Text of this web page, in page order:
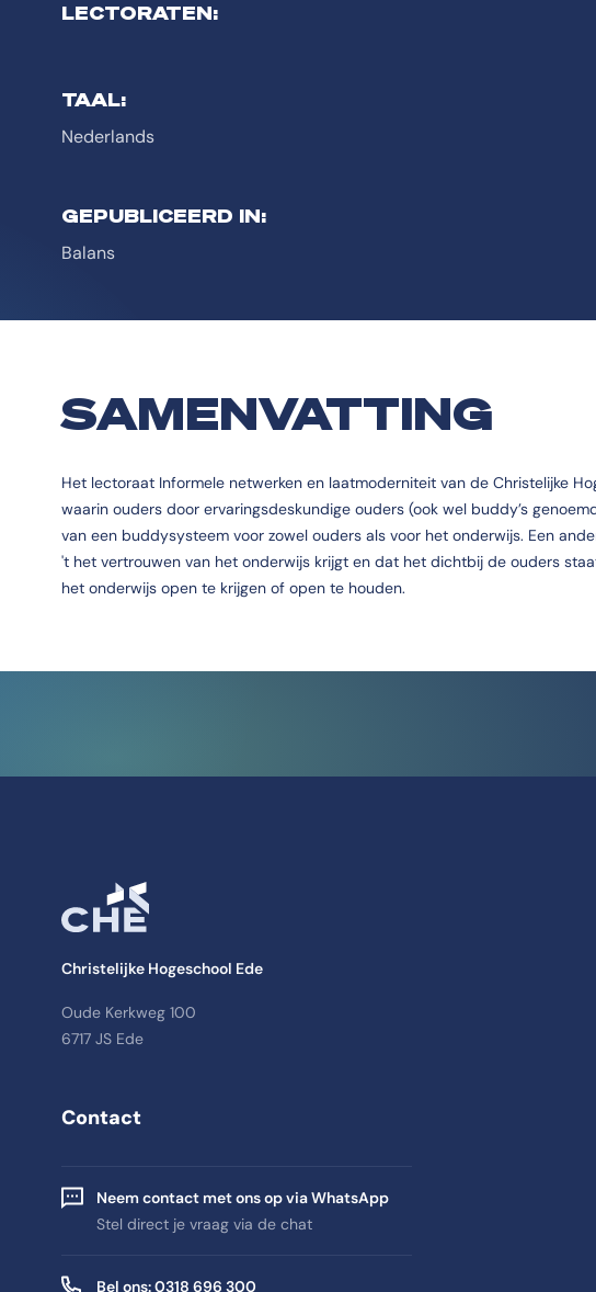
LECTORATEN:
TAAL:
Nederlands
GEPUBLICEERD IN:
Balans
SAMENVATTING
Het lectoraat Informele netwerken en laatmoderniteit van de Christelijke
waarin ouders door ervaringsdeskundige ouders (ook wel buddy’s
van een buddysysteem voor zowel ouders als voor het onderwijs. Een
't het vertrouwen van het onderwijs krijgt en dat het dichtbij de ouders
het onderwijs open te krijgen of open te houden.
Christelijke Hogeschool Ede
Oude Kerkweg 100
6717 JS Ede
Contact
Neem contact met ons op via WhatsApp
Stel direct je vraag via de chat
Bel ons: 0318 696 300